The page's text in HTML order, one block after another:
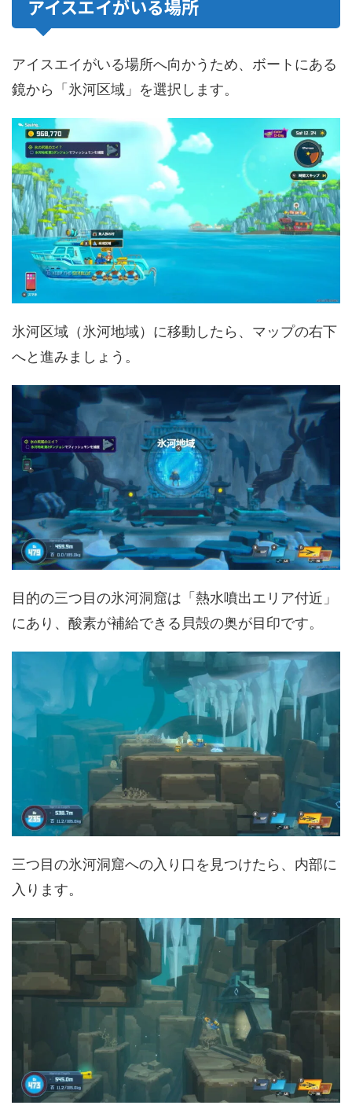
アイスエイがいる場所
アイスエイがいる場所へ向かうため、ボートにある
鏡から「氷河区域」を選択します。
氷河区域（氷河地域）に移動したら、マップの右下
へと進みましょう。
目的の三つ目の氷河洞窟は「熱水噴出エリア付近」
にあり、酸素が補給できる貝殻の奥が目印です。
三つ目の氷河洞窟への入り口を見つけたら、内部に
入ります。